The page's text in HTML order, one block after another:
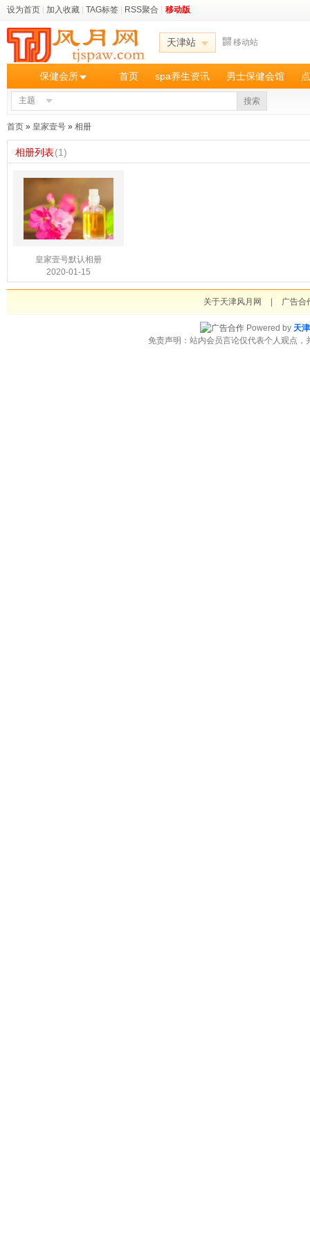
设为首页 加入收藏 TAG标签 RSS聚合 移动版
天津站 移动站
保健会所 首页 spa养生资讯 男士保健会馆
主题 搜索
首页 » 皇家壹号 » 相册
相册列表(1)
皇家壹号默认相册
2020-01-15
关于天津风月网 广告合
Powered by 天
免责声明：站内会员言论仅代表个人观点